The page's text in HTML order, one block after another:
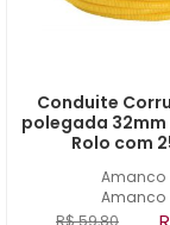
Amanco
Amanco
Conduite
polegada
Rolo com
R$ 59,80